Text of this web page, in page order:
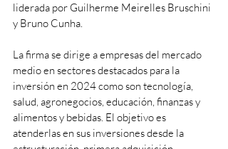
liderada por Guilherme Meirelles Bruschini
y Bruno Cunha.
La firma se dirige a empresas del mercado
medio en sectores destacados para la
inversión en 2024 como son tecnología,
salud, agronegocios, educación, finanzas y
alimentos y bebidas. El objetivo es
atenderlas en sus inversiones desde la